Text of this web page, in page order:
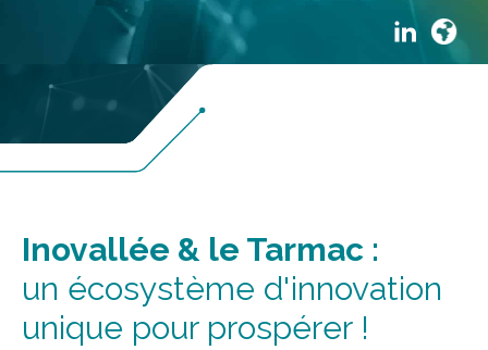
Inovallée & le Tarmac :
un écosystème d'innovation
unique pour prospérer !